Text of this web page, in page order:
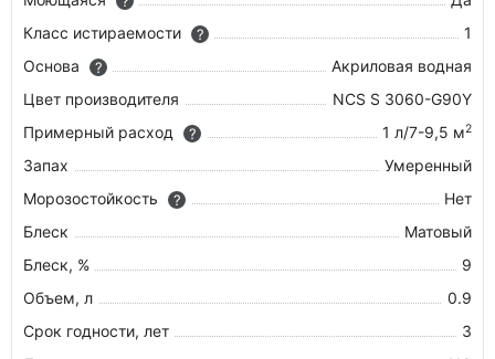
Класс истираемости
?
1
Основа
?
Акриловая водная
Цвет производителя
NCS S 3060-G90Y
Примерный расход
? 1 л/7-9,5 м2
Запах
Умеренный
Морозостойкость
?
Нет
Блеск
Матовый
Блеск, %
9
Объем, л
0.9
Срок годности, лет
3